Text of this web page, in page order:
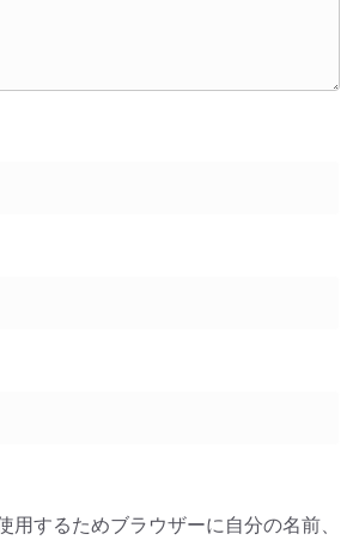
用するためブラウザーに自分の名前、